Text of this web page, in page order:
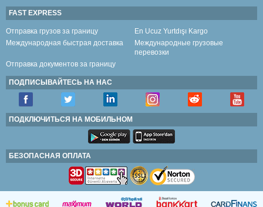
FAST EXPRESS
Отправка грузов за границу
En Ucuz Yurtdışı Kargo
Международная быстрая доставка
Международные грузовые
перевозки
Отправка документов за границу
ПОДПИСЫВАЙТЕСЬ НА НАС
ПОДКЛЮЧИТЬСЯ НА МОБИЛЬНОМ
БЕЗОПАСНАЯ ОПЛАТА